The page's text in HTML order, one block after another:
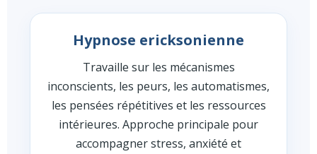
Hypnose ericksonienne
Travaille sur les mécanismes
inconscients, les peurs, les automatismes,
les pensées répétitives et les ressources
intérieures. Approche principale pour
accompagner stress, anxiété et